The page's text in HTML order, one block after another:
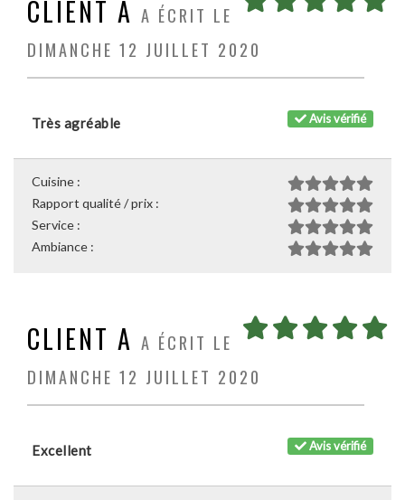
CLIENT A A ÉCRIT LE
DIMANCHE 12 JUILLET 2020
Avis vérifié
Très agréable
Cuisine :
Rapport qualité / prix :
Service :
Ambiance :
CLIENT A A ÉCRIT LE
DIMANCHE 12 JUILLET 2020
Avis vérifié
Excellent